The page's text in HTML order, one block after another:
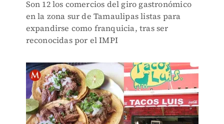
Son 12 los comercios del giro gastronómico
en la zona sur de Tamaulipas listas para
expandirse como franquicia, tras ser
reconocidas por el IMPI